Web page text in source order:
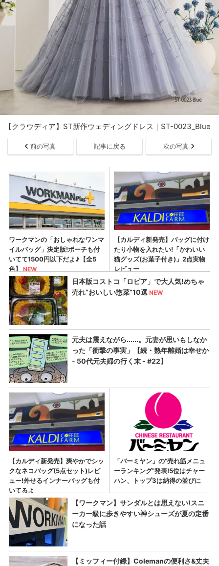
【クラウディア】ST新作ウェディングドレス｜ST-0023_Blue
前の写真 記事に戻る 次の写真